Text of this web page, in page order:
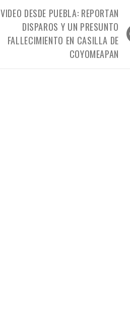
VIDEO DESDE PUEBLA: REPORTAN
DISPAROS Y UN PRESUNTO
FALLECIMIENTO EN CASILLA DE
COYOMEAPAN